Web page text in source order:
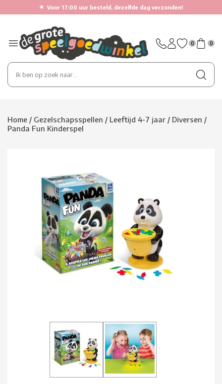
★ Voor 17:00 uur besteld, dezelfde dag verzonden!
0 0
Home / Gezelschapsspellen / Leeftijd 4-7 jaar / Diversen /
Panda Fun Kinderspel